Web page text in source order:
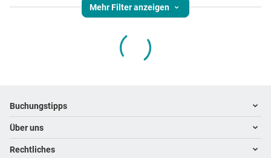
Mehr Filter anzeigen
Footer navigation
Buchungstipps
Warum im Reisebüro buchen
Hoteltipps
Über uns
Kontakt
Rechtliches